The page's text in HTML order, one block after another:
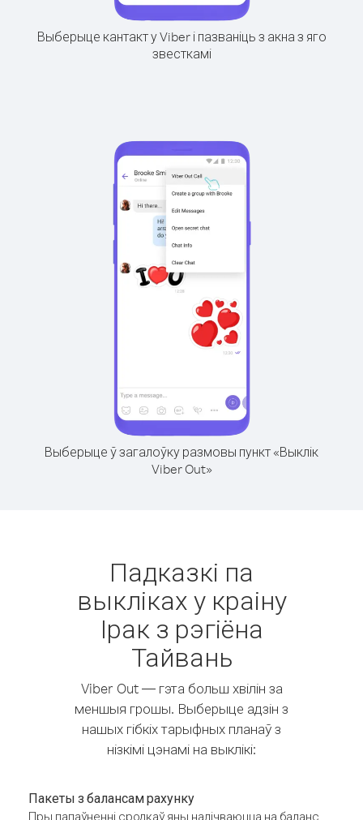
Выберыце кантакт у Viber і пазваніць з акна з яго
звесткамі
Выберыце ў загалоўку размовы пункт «Выклік
Viber Out»
Падказкі па
выкліках у краіну
Ірак з рэгіёна
Тайвань
Viber Out — гэта больш хвілін за
меншыя грошы. Выберыце адзін з
нашых гібкіх тарыфных планаў з
нізкімі цэнамі на выклікі:
Пакеты з балансам рахунку
Пры папаўненні сродкаў яны налічваюцца на баланс